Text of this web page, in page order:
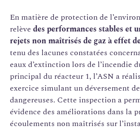
En matière de protection de
relève des performances stables et
rejets non maîtrisés de gaz à effet
tenu des lacunes constatées
eaux d’extinction lors de l’incendie
principal du réacteur 1, l’ASN a
exercice simulant un déversement
dangereuses. Cette inspection a
évidence des améliorations dans la
écoulements non maîtrisés sur